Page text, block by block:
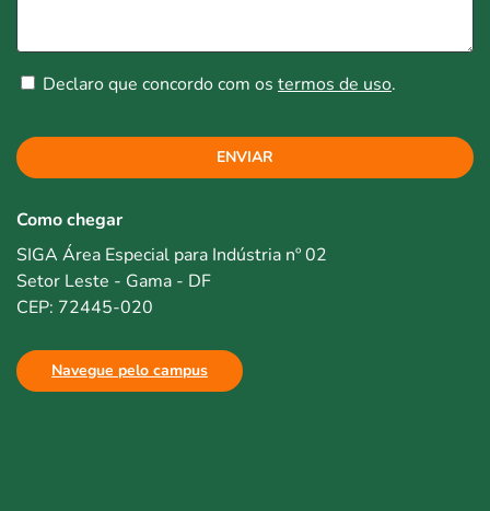
Declaro que concordo com os termos de uso.
ENVIAR
Como chegar
SIGA Área Especial para Indústria nº 02
Setor Leste - Gama - DF
CEP: 72445-020
Navegue pelo campus